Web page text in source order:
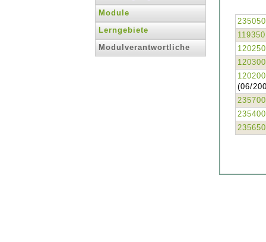
Module
Lerngebiete
Modulverantwortliche
(06/